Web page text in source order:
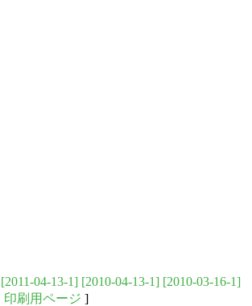
[2011-04-13-1] [2010-04-13-1] [2010-03-16-1]
印刷用ページ ]